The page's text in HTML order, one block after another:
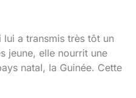
lui a transmis très tôt un
jeune, elle nourrit une
natal, la Guinée. Cette